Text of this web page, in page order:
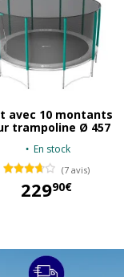
avec 10 montants
trampoline Ø 457
En stock
(7 avis)
22990€